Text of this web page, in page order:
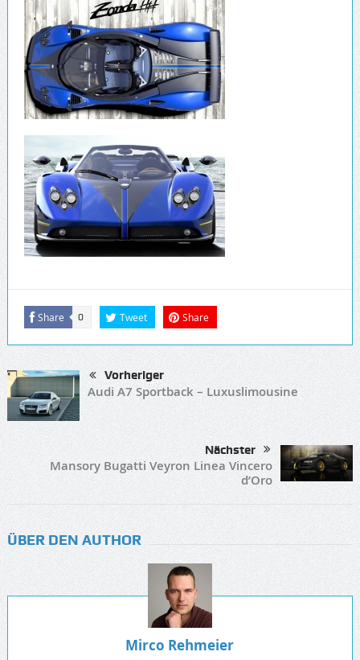
Share 0 Tweet Share
Vorheriger
Audi A7 Sportback – Luxuslimousine
Nächster
Mansory Bugatti Veyron Linea Vincero
d’Oro
ÜBER DEN AUTHOR
Mirco Rehmeier